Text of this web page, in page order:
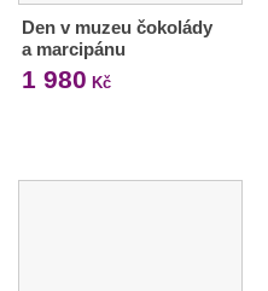
Den v muzeu čokolády
a marcipánu
1 980 Kč